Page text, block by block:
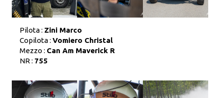
Pilota : Zini Marco
Copilota : Vomiero Christal
Mezzo : Can Am Maverick R
NR : 755